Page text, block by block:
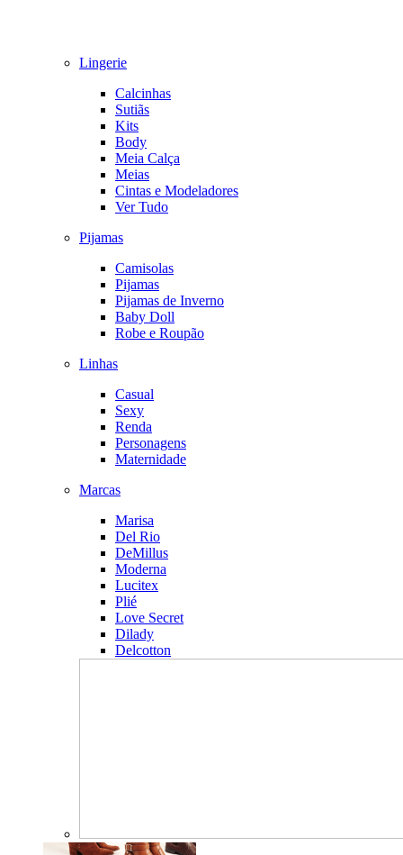
Lingerie
Calcinhas
Sutiãs
Kits
Body
Meia Calça
Meias
Cintas e Modeladores
Ver Tudo
Pijamas
Camisolas
Pijamas
Pijamas de Inverno
Baby Doll
Robe e Roupão
Linhas
Casual
Sexy
Renda
Personagens
Maternidade
Marcas
Marisa
Del Rio
DeMillus
Moderna
Lucitex
Plié
Love Secret
Dilady
Delcotton